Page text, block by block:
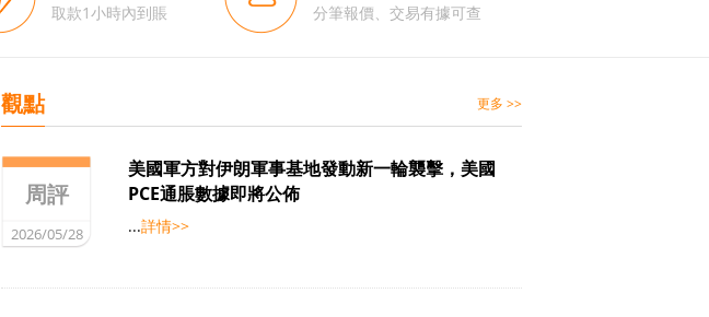
取款1小時內到賬 分筆報價、交易有據可查
觀點 更多 >>
周評
2026/05/28
美國軍方對伊朗軍事基地發動新一輪襲擊，美國
PCE通脹數據即將公佈
...詳情>>